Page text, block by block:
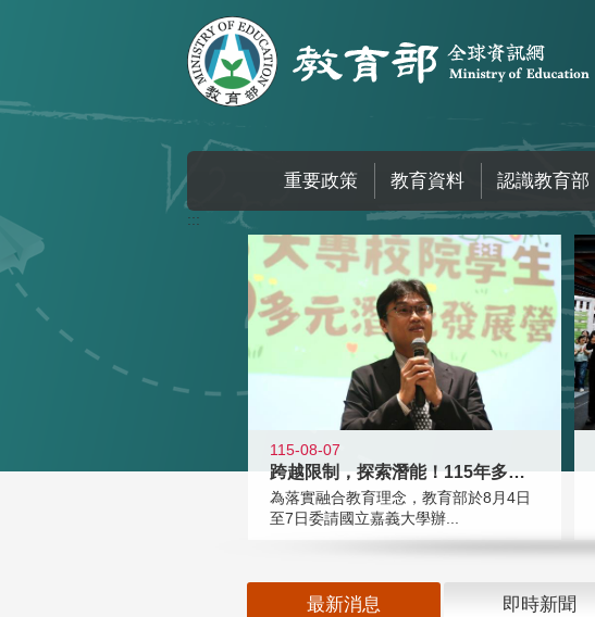
重要政策 教育資料 認識教育部
:::
115-08-07
跨越限制，探索潛能！115年多元潛
為落實融合教育理念，教育部於8月4日
至7日委請國立嘉義大學辦...
最新消息 即時新聞